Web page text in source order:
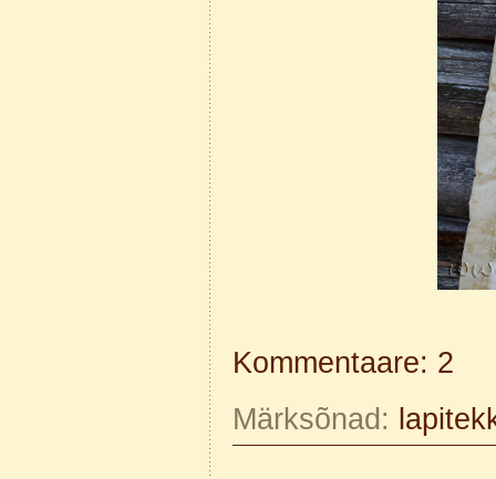
Kommentaare: 2
Märksõnad: